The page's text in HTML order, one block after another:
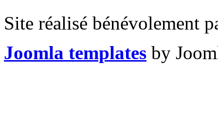
Site réalisé bénévolement
Joomla templates by